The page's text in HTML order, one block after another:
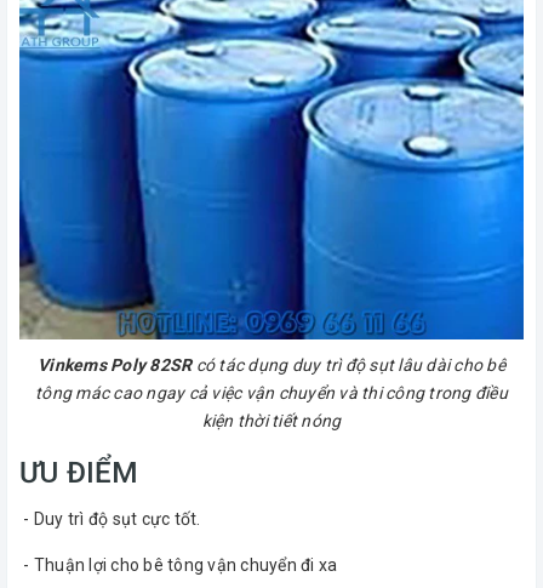
Vinkems Poly 82SRcó tác dụng duy trì độ sụt lâu dài cho bê
tông mác cao ngay cả việc vận chuyển và thi công trong điều
kiện thời tiết nóng
ƯU ĐIỂM
- Duy trì độ sụt cực tốt.
- Thuận lợi cho bê tông vận chuyển đi xa